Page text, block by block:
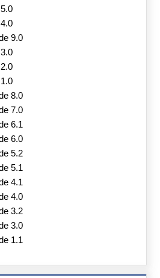
9.0
8.0
7.0
6.1
6.0
5.2
5.1
4.1
4.0
3.2
3.0
1.1